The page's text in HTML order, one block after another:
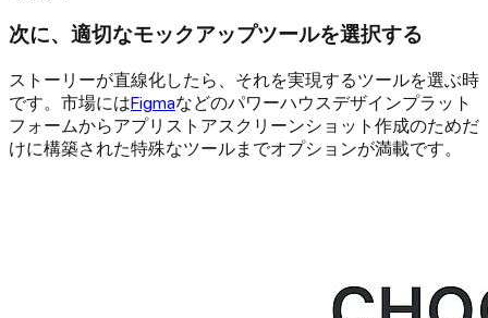
次に、適切なモックアップツールを選択する
ストーリーが直線化したら、それを実現するツールを選ぶ時
です。市場にはFigmaなどのパワーハウスデザインプラット
フォームからアプリストアスクリーンショット作成のためだ
けに構築された特殊なツールまでオプションが満載です。